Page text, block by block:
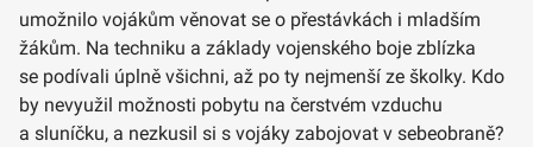
umožnilo vojákům věnovat se o přestávkách i mladším
žákům. Na techniku a základy vojenského boje zblízka
se podívali úplně všichni, až po ty nejmenší ze školky. Kdo
by nevyužil možnosti pobytu na čerstvém vzduchu
a sluníčku, a nezkusil si s vojáky zabojovat v sebeobraně?